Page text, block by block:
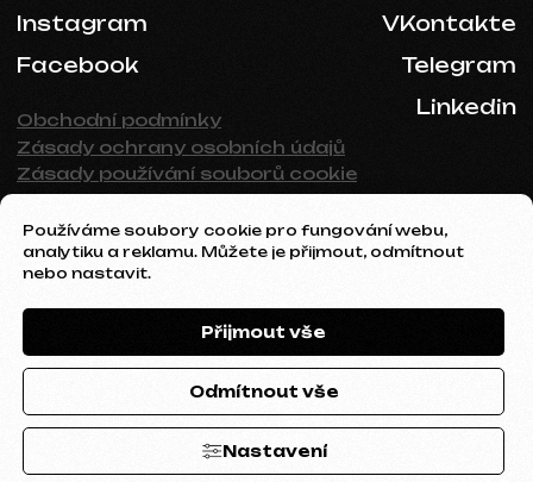
Používáme soubory cookie pro fungování webu,
analytiku a reklamu. Můžete je přijmout, odmítnout
nebo nastavit.
Přijmout vše
Odmítnout vše
Nastavení